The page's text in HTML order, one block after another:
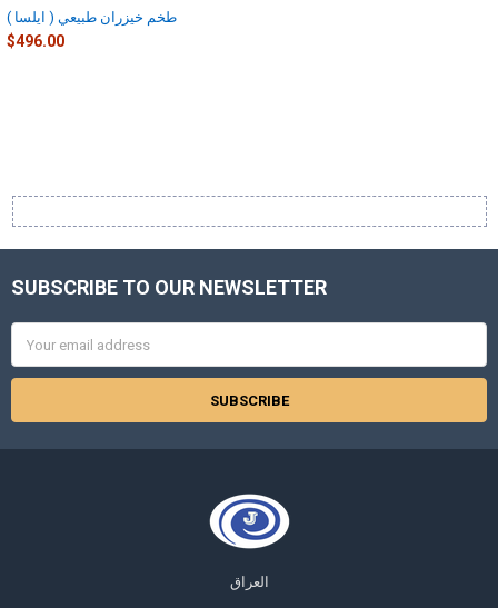
طخم خيزران طبيعي ( ايلسا )
$496.00
Footer
SUBSCRIBE TO OUR NEWSLETTER
Address
العراق